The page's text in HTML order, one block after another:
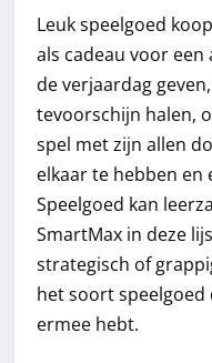
Leuk speelgoed
als cadeau voor een
de verjaardag
tevoorschijn halen,
spel met zijn allen
elkaar te hebben en
Speelgoed kan
SmartMax in deze
strategisch of
het soort speelgoed
ermee hebt.